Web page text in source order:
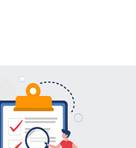
严重的故障，导致玩家无法登录